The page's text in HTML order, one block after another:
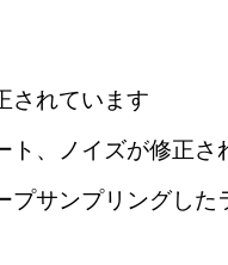
されています
ト、ノイズが修正さ
プサンプリングした